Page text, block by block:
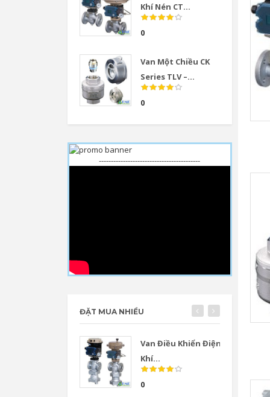
Khí Nén CT...
0
Van Một Chiều CK
Series TLV –...
0
------------------------------------------
ĐẶT MUA NHIỀU
Van Điều Khiển Điện
Khí...
0